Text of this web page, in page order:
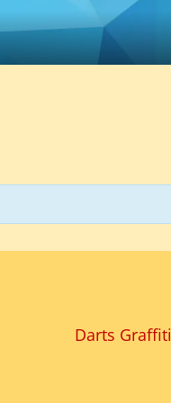
Darts Graffiti